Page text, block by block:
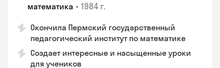
математика • 1984 г.
Окончила Пермский государственный
педагогический институт по математике
Создает интересные и насыщенные уроки
для учеников